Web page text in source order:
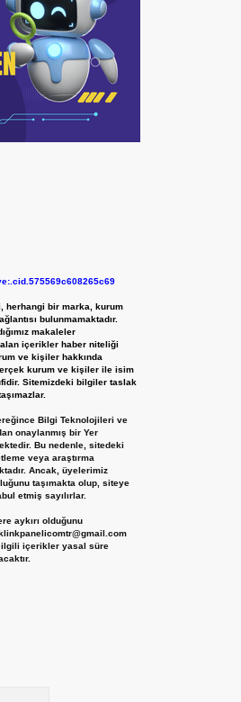
herhangi bir marka, kurum
bulunmamaktadır.
makaleler
alan içerikler haber niteliği
ve kişiler hakkında
kurum ve kişiler ile isim
Sitemizdeki bilgiler taslak
Bilgi Teknolojileri ve
onaylanmış bir Yer
Bu nedenle, sitedeki
veya araştırma
Ancak, üyelerimiz
taşımakta olup, siteye
etmiş sayılırlar.
aykırı olduğunu
içerikler yasal süre